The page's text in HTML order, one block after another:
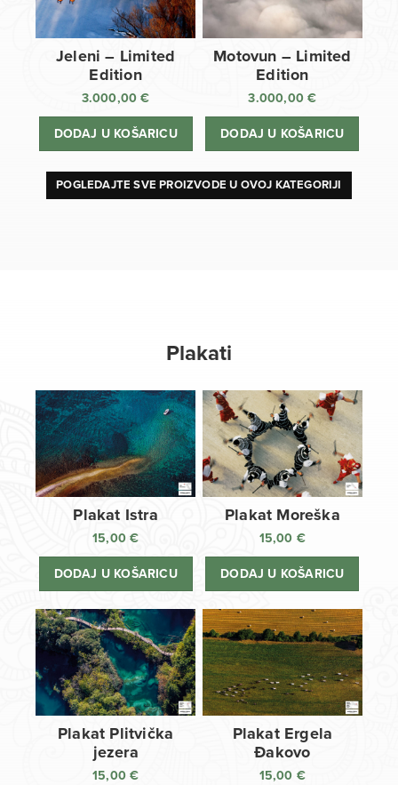
Jeleni – Limited
Edition
3.000,00€
DODAJ U KOŠARICU
Motovun – Limited
Edition
3.000,00€
DODAJ U KOŠARICU
POGLEDAJTE SVE PROIZVODE U OVOJ KATEGORIJI
Plakati
Plakat Istra
15,00€
DODAJ U KOŠARICU
Plakat Moreška
15,00 €
DODAJ U KOŠARICU
Plakat Plitvička
jezera
15,00€
Plakat Ergela
Đakovo
15,00 €